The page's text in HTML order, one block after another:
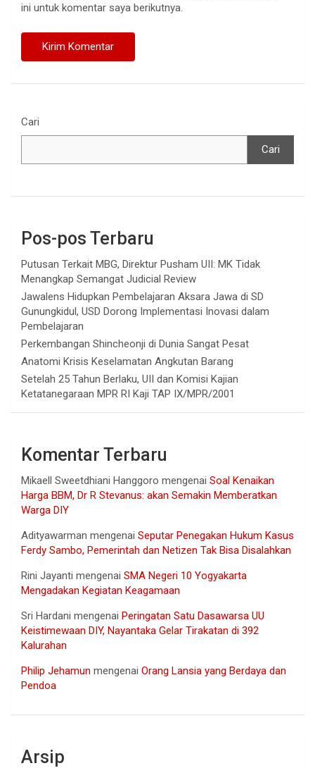
ini untuk komentar saya berikutnya.
Cari
Cari
Pos-pos Terbaru
Putusan Terkait MBG, Direktur Pusham UII: MK Tidak
Menangkap Semangat Judicial Review
Jawalens Hidupkan Pembelajaran Aksara Jawa di SD
Gunungkidul, USD Dorong Implementasi Inovasi dalam
Pembelajaran
Perkembangan Shincheonji di Dunia Sangat Pesat
Anatomi Krisis Keselamatan Angkutan Barang
Setelah 25 Tahun Berlaku, UII dan Komisi Kajian
Ketatanegaraan MPR RI Kaji TAP IX/MPR/2001
Komentar Terbaru
Mikaell Sweetdhiani Hanggoro mengenai Soal Kenaikan
Harga BBM, Dr R Stevanus: akan Semakin Memberatkan
Warga DIY
Adityawarman mengenai Seputar Penegakan Hukum Kasus
Ferdy Sambo, Pemerintah dan Netizen Tak Bisa Disalahkan
Rini Jayanti mengenai SMA Negeri 10 Yogyakarta
Mengadakan Kegiatan Keagamaan
Sri Hardani mengenai Peringatan Satu Dasawarsa UU
Keistimewaan DIY, Nayantaka Gelar Tirakatan di 392
Kalurahan
Philip Jehamun mengenai Orang Lansia yang Berdaya dan
Pendoa
Arsip